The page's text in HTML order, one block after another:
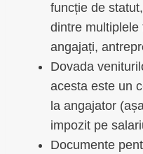
funcție de
dintre multiplele
angajați,
Dovada
acesta este un
la angajator
impozit pe
Documente